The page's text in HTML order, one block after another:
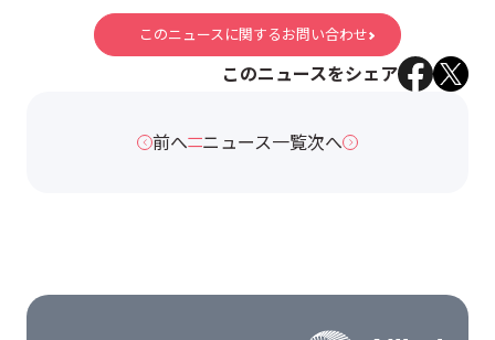
このニュースに関するお問い合わせ
このニュースをシェア
前へ ニュース一覧次へ